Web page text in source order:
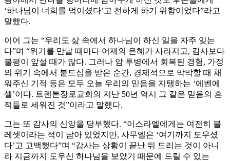
‘하나님이 너희를 먹이셨다’고 전하게 하기 위함이었다”라고
말했다.
이어 그는 “우리도 삶 속에서 하나님이 하신 일을 자주 잊는
다”며 “위기를 만날 때마다 어제의 은혜가 사라지고, 감사보다
불평이 앞설 때가 많다. 그러나 암 투병에서 회복된 경험, 가정
의 위기 속에서 붙드심을 받은 순간, 경제적으로 막막할 때 채
워주신 기적 등은 모두 오늘 우리의 믿음을 지탱하는 ‘에벤에
셀’이다. 트렌톤장로교회의 지난 50년 역시 그 같은 믿음의 흔
적들로 세워진 것”이라고 말했다.
그는 또 감사의 신앙을 당부했다. “이스라엘에게는 여전히 블
레셋이라는 적이 남아 있었지만, 사무엘은 ‘여기까지 도우셨
다’고 고백했다”며 “감사는 상황이 끝난 뒤 드리는 것이 아니
라 지금까지 도우신 하나님을 보았기 때문에 드릴 수 있는